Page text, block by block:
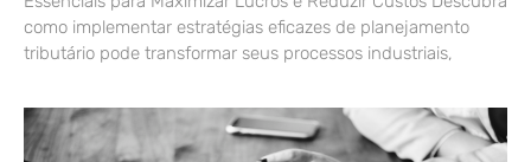
como implementar estratégias eficazes de planejamento
tributário pode transformar seus processos industriais,